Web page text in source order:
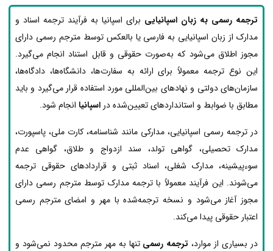
ترجمه رسمی به زبان اسپانیایی برای اسپانیا به فرآیند ترجمه اسناد و
مدارک از زبان اسپانیایی به فارسی یا بالعکس توسط مترجم رسمی دارای
مجوز اطلاق می‌شود که به‌صورت حقوقی و قابل استناد انجام می‌گیرد.
این نوع ترجمه معمولاً برای ارائه به سفارت‌ها، دانشگاه‌ها، دادگاه‌ها،
سازمان‌های دولتی و نهادهای بین‌المللی مورد استفاده قرار می‌گیرد و باید
مطابق با ضوابط و استانداردهای تعیین‌شده در اسپانیا انجام شود.
در ترجمه رسمی اسپانیایی، مدارکی مانند شناسنامه، کارت ملی، پاسپورت،
مدارک تحصیلی، گواهی تولد، سند ازدواج و طلاق، گواهی عدم
سوءپیشینه، مدارک شغلی، اسناد ثبتی و قراردادهای حقوقی ترجمه
می‌شوند. این فرآیند معمولاً با ترجمه مدارک توسط مترجم رسمی دارای
مجوز آغاز می‌شود و نسخه ترجمه‌شده با مهر و امضای مترجم رسمی
اعتبار حقوقی پیدا می‌کند.
در بسیاری از موارد، ترجمه رسمی تنها به مهر مترجم محدود نمی‌شود و